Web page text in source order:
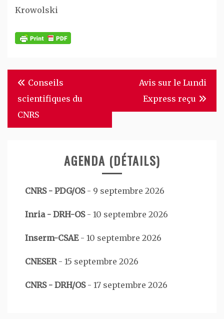
Krowolski
Navigation
l’article
Conseils
scientifiques du
CNRS
Avis sur le Lundi
Express reçu
AGENDA (DÉTAILS)
CNRS - PDG/OS- 9 septembre 2026
Inria - DRH-OS- 10 septembre 2026
Inserm-CSAE- 10 septembre 2026
CNESER- 15 septembre 2026
CNRS - DRH/OS- 17 septembre 2026